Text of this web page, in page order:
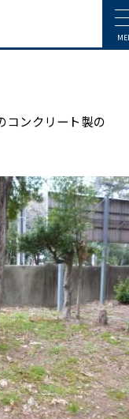
コンクリート製の